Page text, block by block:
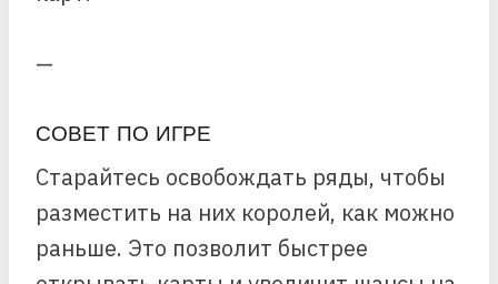
—
СОВЕТ ПО ИГРЕ
Старайтесь освобождать ряды, чтобы
разместить на них королей, как можно
раньше. Это позволит быстрее